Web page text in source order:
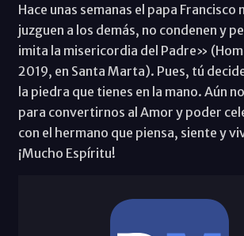
Hace unas semanas el papa
juzguen a los demás, no condenen y
imita la misericordia del Padre»
2019, en Santa Marta). Pues, tú
la piedra que tienes en la mano. Aún
para convertirnos al Amor y poder
con el hermano que piensa, siente y
¡Mucho Espíritu!